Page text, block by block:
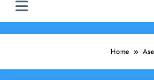
Home